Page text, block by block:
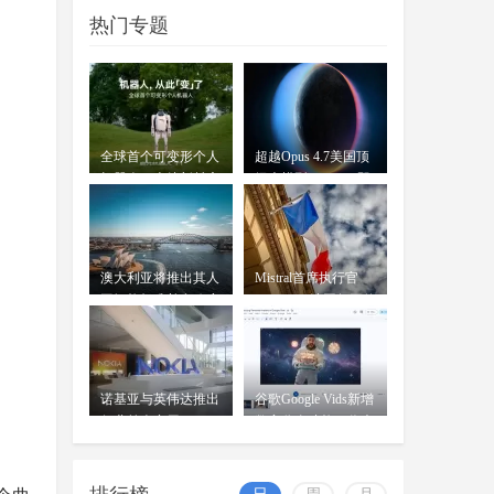
07-17
07-17
wangjing
OpenAI前女CTO创业发布首款
AI模型：借鉴中
穆拉蒂凤凰网科技讯 北京时间7月
16日，据《华尔街日报》报道，
OpenAI前首席技术官米拉
热门专题
全球首个可变形个人
元T1
超越Opus 4.7美国顶
将发
澳大利亚将推出其人
内设
Mistral首席执行官
电力
诺基亚与英伟达推出
RAN平台
谷歌Google Vids新增
可